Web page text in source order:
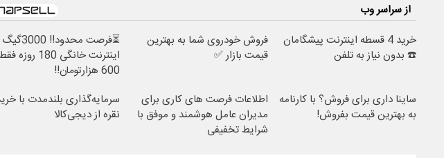
از سراسر وب
خرید 4 قسطه اینترنت پیشگامان
☎️ بدون نیاز به تلفن
فروش خودروی شما به بهترین
قیمت بازار ✅
⏳فرصت محدود!! 3000گیگ
اینترنت خانگی 180 روزه
600 هزارتومان!!
ساینا داری برای فروش؟ با کارنامه
به بهترین قیمت بفروش!
اطلاعات فرصت های کاری برای
مدیران عامل هوشمند و موفق با
شرایط تخفیفی
سرمایه‌گذاری بلندمدت با
نقره از دیجی‌کالا